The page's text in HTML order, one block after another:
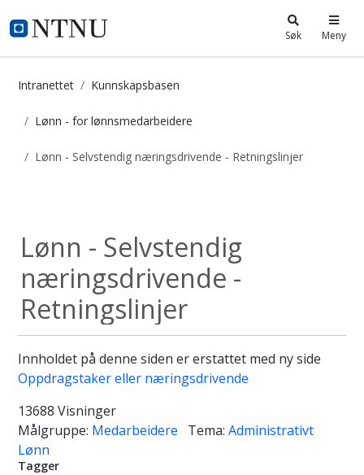
i.ntnu.no Søk Meny
Intranettet Kunnskapsbasen
Lønn - for lønnsmedarbeidere
Lønn - Selvstendig næringsdrivende - Retningslinjer
Lønn - Selvstendig
næringsdrivende -
Retningslinjer
Innholdet på denne siden er erstattet med ny side
Oppdragstaker eller næringsdrivende
13688 Visninger
Målgruppe: Medarbeidere Tema: Administrativt
Lønn
Tagger